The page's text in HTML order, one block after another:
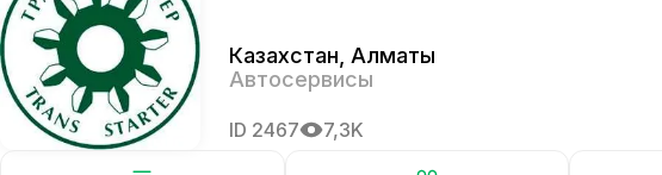
ID 2467 7,3K
Казахстан Алматы
Автосервисы